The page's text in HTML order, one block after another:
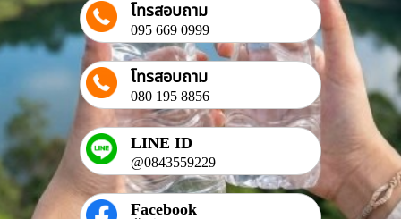
โทรสอบถาม
095 669 0999
โทรสอบถาม
080 195 8856
LINE ID
@0843559229
Facebook